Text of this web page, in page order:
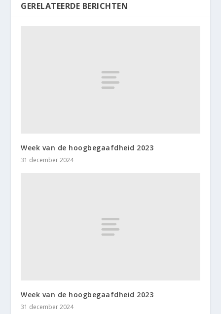
GERELATEERDE BERICHTEN
Week van de hoogbegaafdheid 2023
31 december 2024
Week van de hoogbegaafdheid 2023
31 december 2024